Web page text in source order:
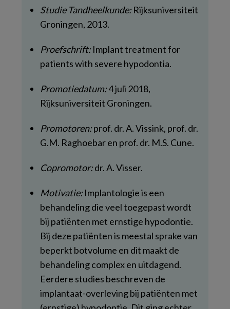
Studie Tandheelkunde:Rijksuniversiteit
Groningen, 2013.
Proefschrift:Implant treatment for
patients with severe hypodontia.
Promotiedatum:4 juli 2018,
Rijksuniversiteit Groningen.
Promotoren:prof. dr. A. Vissink, prof. dr.
G.M. Raghoebar en prof. dr. M.S. Cune.
Copromotor:dr. A. Visser.
Motivatie:Implantologie is een
behandeling die veel toegepast wordt
bij patiënten met ernstige hypodontie.
Bij deze patiënten is meestal sprake van
beperkt botvolume en dit maakt de
behandeling complex en uitdagend.
Eerdere studies beschreven de
implantaat-overleving bij patiënten met